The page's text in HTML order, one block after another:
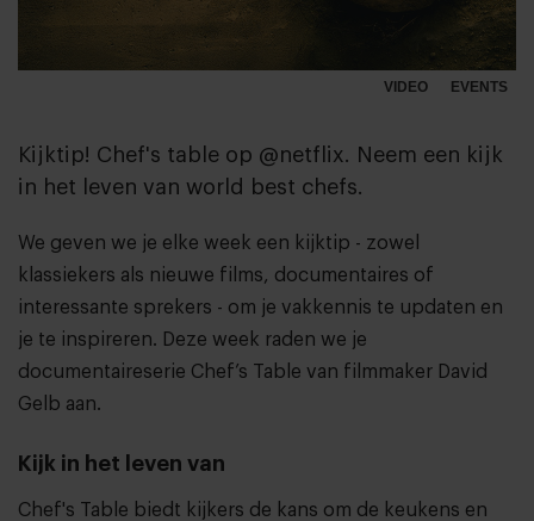
VIDEO EVENTS
Kijktip! Chef's table op @netflix. Neem een kijk
in het leven van world best chefs.
We geven we je elke week een kijktip - zowel
klassiekers als nieuwe films, documentaires of
interessante sprekers - om je vakkennis te updaten en
je te inspireren. Deze week raden we je
documentaireserie Chef’s Table van filmmaker David
Gelb aan.
Kijk in het leven van
Chef's Table biedt kijkers de kans om de keukens en